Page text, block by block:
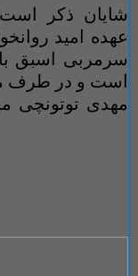
شایان ذکر
عهده امید
سرمربی اسبق
است و در طرف
مهدی توتونچی